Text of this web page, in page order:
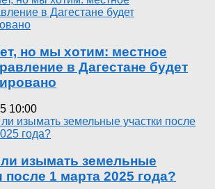
но мы хотим: местное
в Дагестане будет
10:00
изымать земельные
после 1 марта 2025 года?